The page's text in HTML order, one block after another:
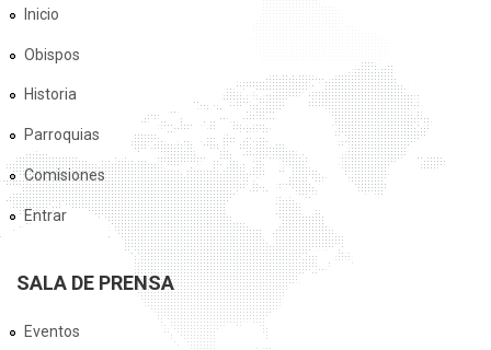
Inicio
Obispos
Historia
Parroquias
Comisiones
Entrar
SALA DE PRENSA
Eventos